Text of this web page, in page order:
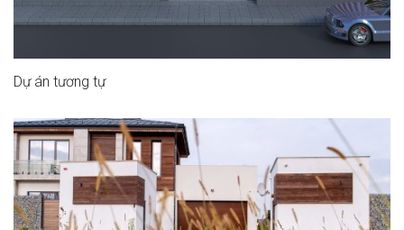
Dự án tương tự